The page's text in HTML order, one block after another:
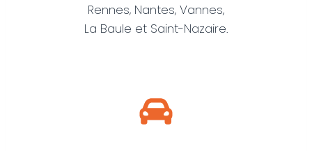
Rennes, Nantes, Vannes,
La Baule et Saint-Nazaire.